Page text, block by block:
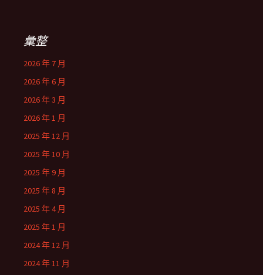
彙整
2026 年 7 月
2026 年 6 月
2026 年 3 月
2026 年 1 月
2025 年 12 月
2025 年 10 月
2025 年 9 月
2025 年 8 月
2025 年 4 月
2025 年 1 月
2024 年 12 月
2024 年 11 月